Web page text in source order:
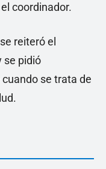
coordinador.
reiteró el
se pidió
se trata de